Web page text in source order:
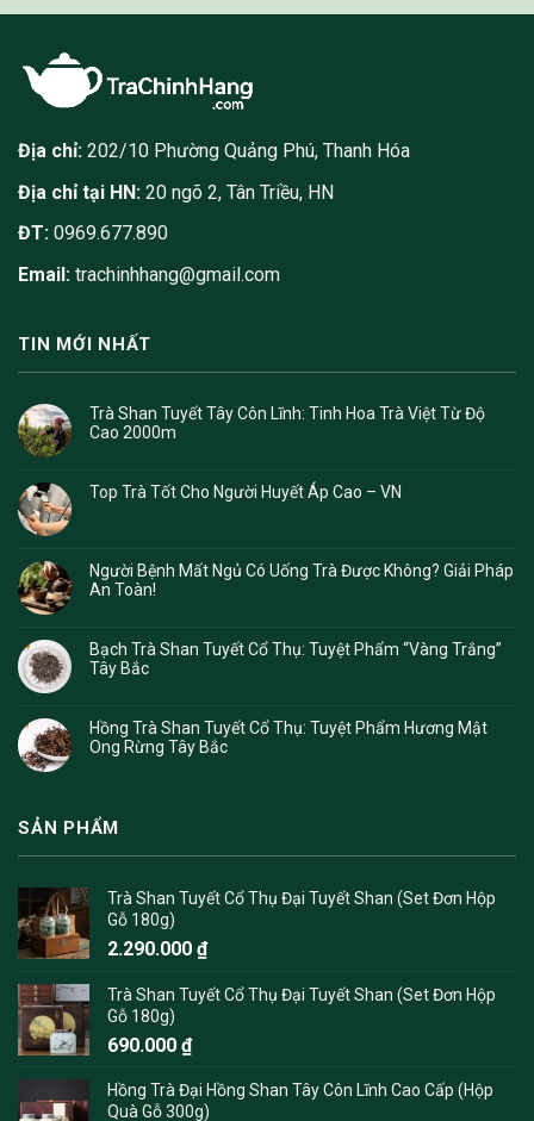
Địa chỉ: 202/10 Phường Quảng Phú, Thanh Hóa
Địa chỉ tại HN: 20 ngõ 2, Tân Triều, HN
ĐT: 0969.677.890
Email: trachinhhang@gmail.com
TIN MỚI NHẤT
Trà Shan Tuyết Tây Côn Lĩnh: Tinh Hoa Trà Việt Từ Độ
Cao 2000m
Top Trà Tốt Cho Người Huyết Áp Cao – VN
Người Bệnh Mất Ngủ Có Uống Trà Được Không? Giải Pháp
An Toàn!
Bạch Trà Shan Tuyết Cổ Thụ: Tuyệt Phẩm “Vàng Trắng”
Tây Bắc
Hồng Trà Shan Tuyết Cổ Thụ: Tuyệt Phẩm Hương Mật
Ong Rừng Tây Bắc
SẢN PHẨM
Trà Shan Tuyết Cổ Thụ Đại Tuyết Shan (Set Đơn Hộp
Gỗ 180g)
2.290.000 ₫
Trà Shan Tuyết Cổ Thụ Đại Tuyết Shan (Set Đơn Hộp
Gỗ 180g)
690.000 ₫
Hồng Trà Đại Hồng Shan Tây Côn Lĩnh Cao Cấp (Hộp
Quà Gỗ 300g)